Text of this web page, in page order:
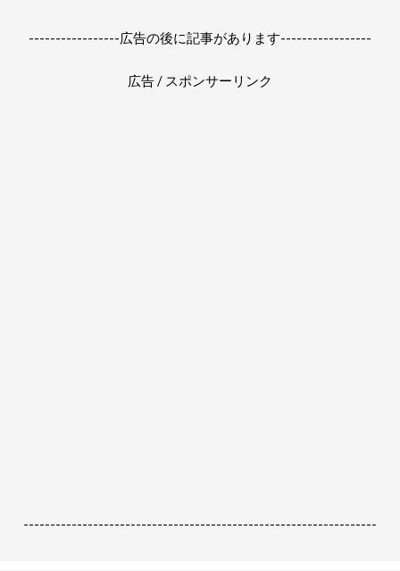
-----------------広告の後に記事があります-----------------
広告 / スポンサーリンク
------------------------------------------------------------------